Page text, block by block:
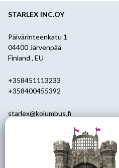
STARLEX INC.OY
Päivärinteenkatu 1
04400 Järvenpää
Finland , EU
+358451113233
+358400455392
starlex@kolumbus.fi